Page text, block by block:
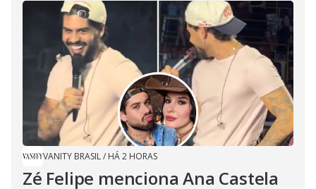
VANITY BRASIL/ HÁ 2 HORAS
Zé Felipe menciona Ana Castela